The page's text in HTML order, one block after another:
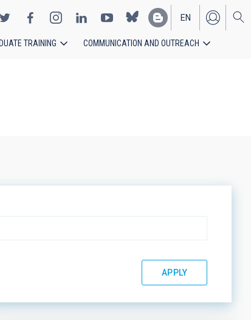
EN
ES
TRAINING COMMUNICATION AND OUTREACH